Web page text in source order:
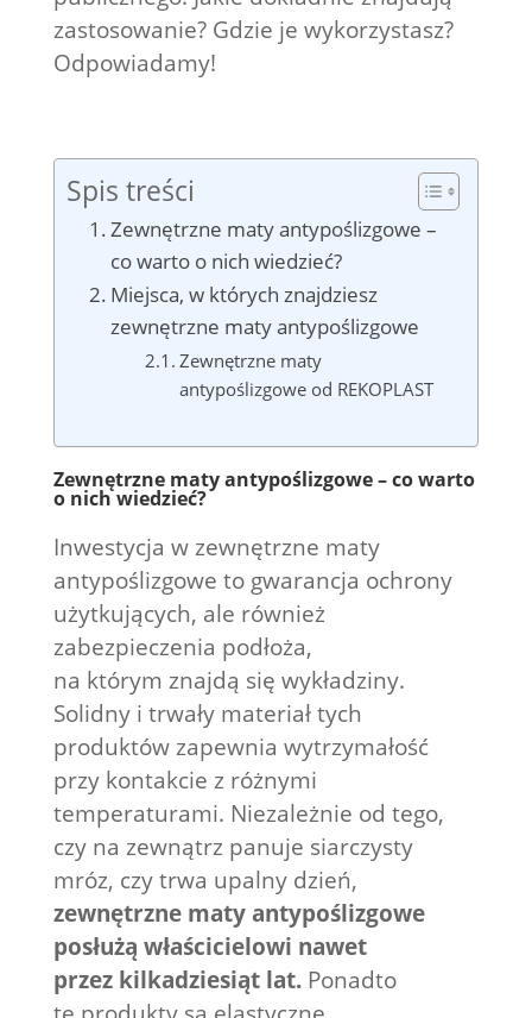
zastosowanie? Gdzie je wykorzystasz?
Odpowiadamy!
Spis treści
Zewnętrzne maty antypoślizgowe –
co warto o nich wiedzieć?
Miejsca, w których znajdziesz
zewnętrzne maty antypoślizgowe
Zewnętrzne maty
antypoślizgowe od REKOPLAST
Zewnętrzne maty antypoślizgowe – co warto
o nich wiedzieć?
Inwestycja w zewnętrzne maty
antypoślizgowe to gwarancja ochrony
użytkujących, ale również
zabezpieczenia podłoża,
na którym znajdą się wykładziny.
Solidny i trwały materiał tych
produktów zapewnia wytrzymałość
przy kontakcie z różnymi
temperaturami. Niezależnie od tego,
czy na zewnątrz panuje siarczysty
mróz, czy trwa upalny dzień,
zewnętrzne maty antypoślizgowe
posłużą właścicielowi nawet
przez kilkadziesiąt lat.Ponadto